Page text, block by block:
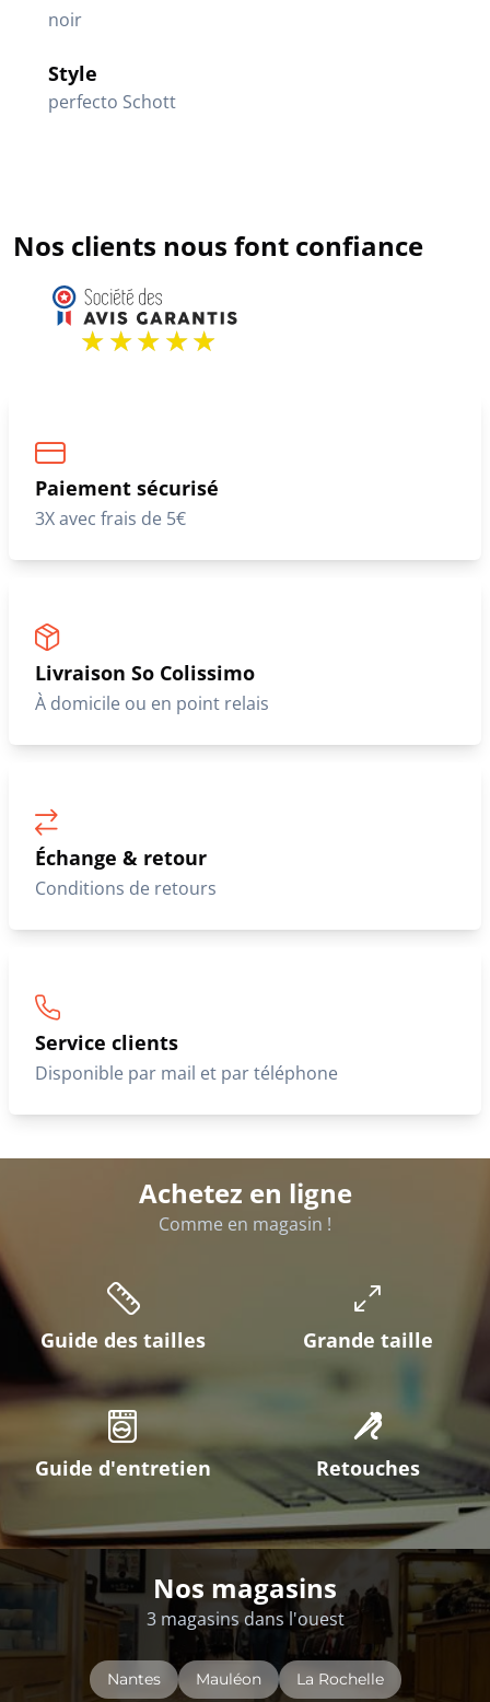
noir
Style
perfecto Schott
Nos clients nous font confiance
Paiement sécurisé
3X avec frais de 5€
Livraison So Colissimo
À domicile ou en point relais
Échange & retour
Conditions de retours
Service clients
Disponible par mail et par téléphone
Achetez en ligne
Comme en magasin !
Guide des tailles Grande taille
Guide d'entretien Retouches
Nos magasins
3 magasins dans l'ouest
Nantes Mauléon La Rochelle